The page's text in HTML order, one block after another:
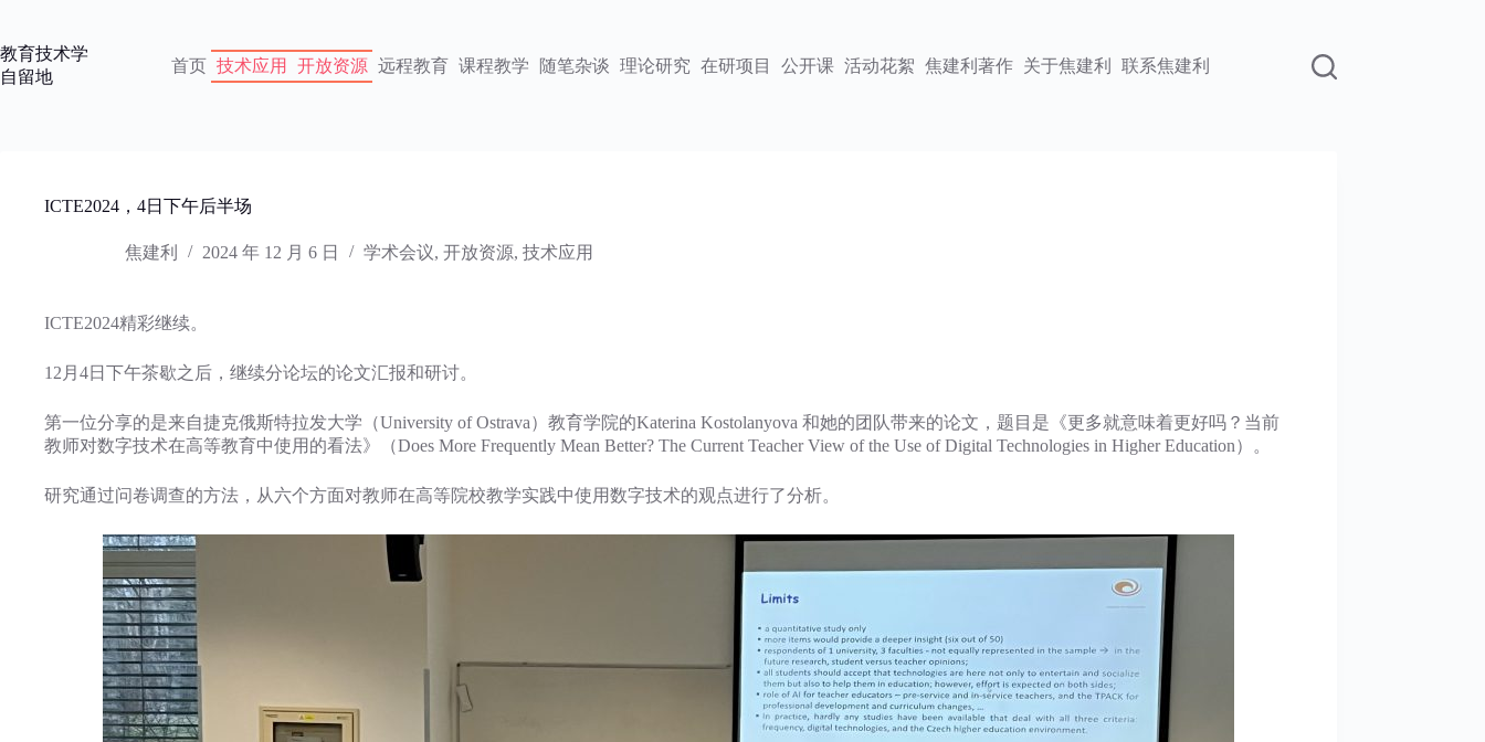
内
容
教育技术学
自留地
首页 技术应用 开放资源 远程教育 课程教学 随笔杂谈 理论研究 在研项目 公开课 活动花絮 焦建利著作 关于焦建利 联系焦建利
ICTE2024，4日下午后半场
焦建利 2024 年 12 月 6 日 学术会议, 开放资源, 技术应用
ICTE2024精彩继续。
12月4日下午茶歇之后，继续分论坛的论文汇报和研讨。
第一位分享的是来自捷克俄斯特拉发大学（University of Ostrava）教育学院的Katerina Kostolanyova 和她的团队带来的论文，题目是《更多就意味着更好吗？当前
教师对数字技术在高等教育中使用的看法》（Does More Frequently Mean Better? The Current Teacher View of the Use of Digital Technologies in Higher Education）。
研究通过问卷调查的方法，从六个方面对教师在高等院校教学实践中使用数字技术的观点进行了分析。